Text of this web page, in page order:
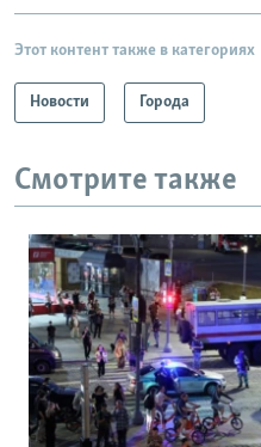
Этот контент также в категориях
Новости Города
Смотрите также